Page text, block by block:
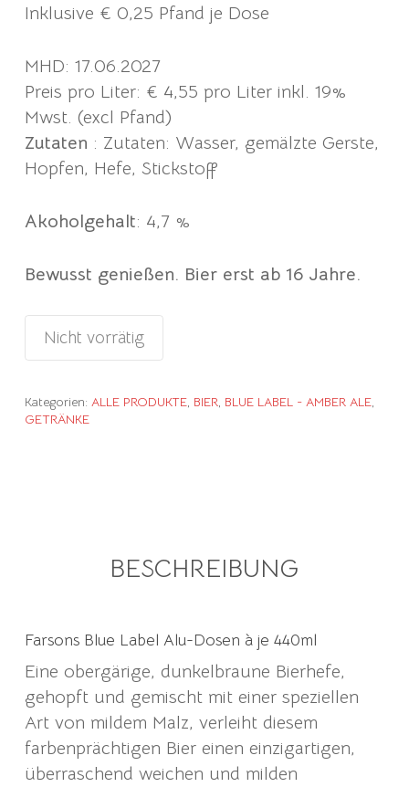
Inklusive € 0,25 Pfand je Dose
MHD: 17.06.2027
Preis pro Liter: € 4,55 pro Liter inkl. 19%
Mwst. (excl Pfand)
Zutaten : Zutaten: Wasser, gemälzte Gerste,
Hopfen, Hefe, Stickstoff
Akoholgehalt: 4,7 %
Bewusst genießen. Bier erst ab 16 Jahre.
Nicht vorrätig
Kategorien: ALLE PRODUKTE, BIER, BLUE LABEL - AMBER ALE,
GETRÄNKE
BESCHREIBUNG
Farsons Blue Label Alu-Dosen à je 440ml
Eine obergärige, dunkelbraune Bierhefe,
gehopft und gemischt mit einer speziellen
Art von mildem Malz, verleiht diesem
farbenprächtigen Bier einen einzigartigen,
überraschend weichen und milden